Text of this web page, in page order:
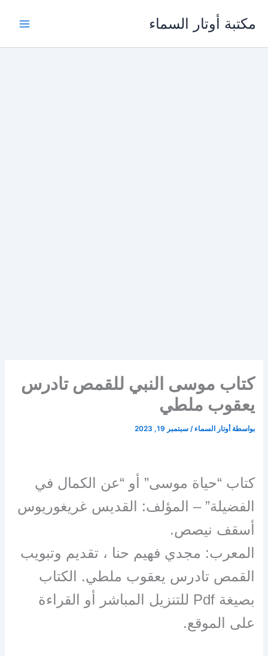
مكتبة أوتار السماء
كتاب موسى النبي للقمص تادرس
يعقوب ملطي
بواسطة أوتار السماء/سبتمبر 19, 2023
كتاب “حياة موسى” أو “عن الكمال في
الفضيلة” – المؤلف: القديس غريغوريوس
أسقف نيصص.
المعرب: مجدي فهيم حنا ، تقديم وتبويب
القمص تادرس يعقوب ملطي. الكتاب
بصيغة Pdf للتنزيل المباشر أو القراءة
على الموقع.